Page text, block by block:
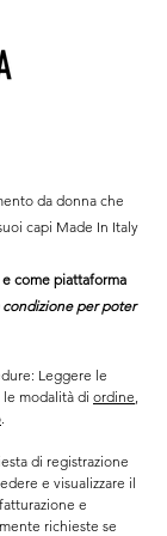
da donna che
capi Made In Italy
come piattaforma
condizione per poter
Leggere le
modalità di ordine
di registrazione
e visualizzare il
e
richieste se